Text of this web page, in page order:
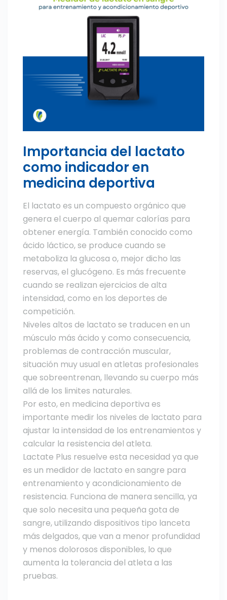
Importancia del lactato
como indicador en
medicina deportiva
El lactato es un compuesto orgánico que
genera el cuerpo al quemar calorías para
obtener energía. También conocido como
ácido láctico, se produce cuando se
metaboliza la glucosa o, mejor dicho las
reservas, el glucógeno. Es más frecuente
cuando se realizan ejercicios de alta
intensidad, como en los deportes de
competición.
Niveles altos de lactato se traducen en un
músculo más ácido y como consecuencia,
problemas de contracción muscular,
situación muy usual en atletas profesionales
que sobreentrenan, llevando su cuerpo más
allá de los limites naturales.
Por esto, en medicina deportiva es
importante medir los niveles de lactato para
ajustar la intensidad de los entrenamientos y
calcular la resistencia del atleta.
Lactate Plus resuelve esta necesidad ya que
es un medidor de lactato en sangre para
entrenamiento y acondicionamiento de
resistencia. Funciona de manera sencilla, ya
que solo necesita una pequeña gota de
sangre, utilizando dispositivos tipo lanceta
más delgados, que van a menor profundidad
y menos dolorosos disponibles, lo que
aumenta la tolerancia del atleta a las
pruebas.